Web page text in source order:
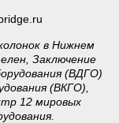
в Нижнем
Заключение
(ВДГО)
(ВКГО),
12 мировых